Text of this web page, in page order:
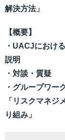
解決方法」
【概要】
・UACJにおけ
説明
・対談・質疑
・グループワー
「リスクマネジ
り組み」